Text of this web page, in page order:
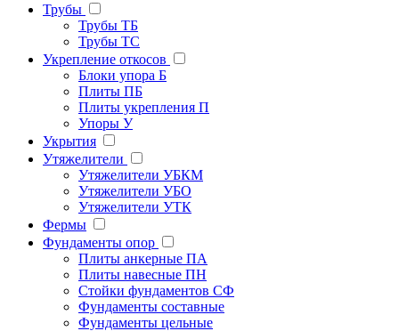
Трубы
Трубы ТБ
Трубы ТС
Укрепление откосов
Блоки упора Б
Плиты ПБ
Плиты укрепления П
Упоры У
Укрытия
Утяжелители
Утяжелители УБКМ
Утяжелители УБО
Утяжелители УТК
Фермы
Фундаменты опор
Плиты анкерные ПА
Плиты навесные ПН
Стойки фундаментов СФ
Фундаменты составные
Фундаменты цельные